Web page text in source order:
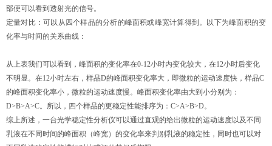
部便可以看到透射光的信号。
定量对比：可以从四个样品的分析的峰面积或峰宽计算得到。以下为峰面积的变
化率与时间的关系曲线：
从上表我们可以看到，峰面积的变化率在0-12小时内变化较大，在12小时后变化
不明显。在12小时左右，样品D的峰面积变化率大，即微粒的运动速度快，样品C
的峰面积变化率小，微粒的运动速度慢。峰面积变化率由大到小分别为：
D>B>A>C。所以，四个样品的更稳定性能排序为：C>A>B>D。
综上所述，一台光学稳定性分析仪可以通过直观的给出微粒的运动速度以及不同
乳液在不同时间的峰面积（峰宽）的变化率来判别乳液的稳定性，同时也可以对